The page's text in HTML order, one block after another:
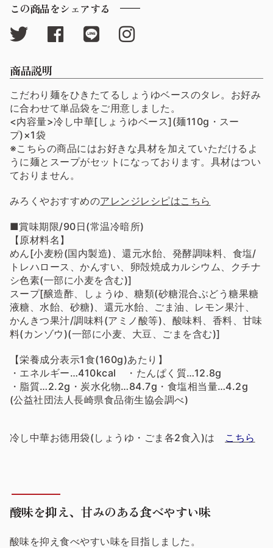
この商品をシェアする
商品説明
こだわり麺をひきたてるしょうゆベースのタレ。お好み
に合わせて単品袋をご用意しました。
<内容量>冷し中華[しょうゆベース](麺110g・スー
プ)×1袋
※こちらの商品にはお好きな具材を加えていただけるよ
うに麺とスープがセットになっております。具材はつい
ておりません。
みろくやおすすめのアレンジレシピはこちら
■賞味期限/90日(常温冷暗所)
【原材料名】
めん[小麦粉(国内製造)、還元水飴、発酵調味料、食塩/
トレハロース、かんすい、卵殻焼成カルシウム、クチナ
シ色素(一部に小麦を含む)]
スープ[醸造酢、しょうゆ、糖類(砂糖混合ぶどう糖果糖
液糖、水飴、砂糖)、還元水飴、ごま油、レモン果汁、
かんきつ果汁/調味料(アミノ酸等)、酸味料、香料、甘味
料(カンゾウ)(一部に小麦、大豆、ごまを含む)]
【栄養成分表示1食(160g)あたり】
・エネルギー…410kcal ・たんぱく質…12.8g
・脂質…2.2g・炭水化物…84.7g・食塩相当量…4.2g
(公益社団法人長崎県食品衛生協会調べ)
冷し中華お徳用袋(しょうゆ・ごま各2食入)は こちら
酸味を抑え、甘みのある食べやすい味
酸味を抑え食べやすい味を目指しました。